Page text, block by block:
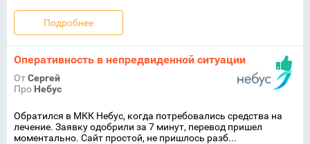
Подробнее
Оперативность в непредвиденной ситуации
ОтСергей
Про Небус
Обратился в МКК Небус, когда потребовались средства на
лечение. Заявку одобрили за 7 минут, перевод пришел
моментально. Сайт простой, не пришлось разб...